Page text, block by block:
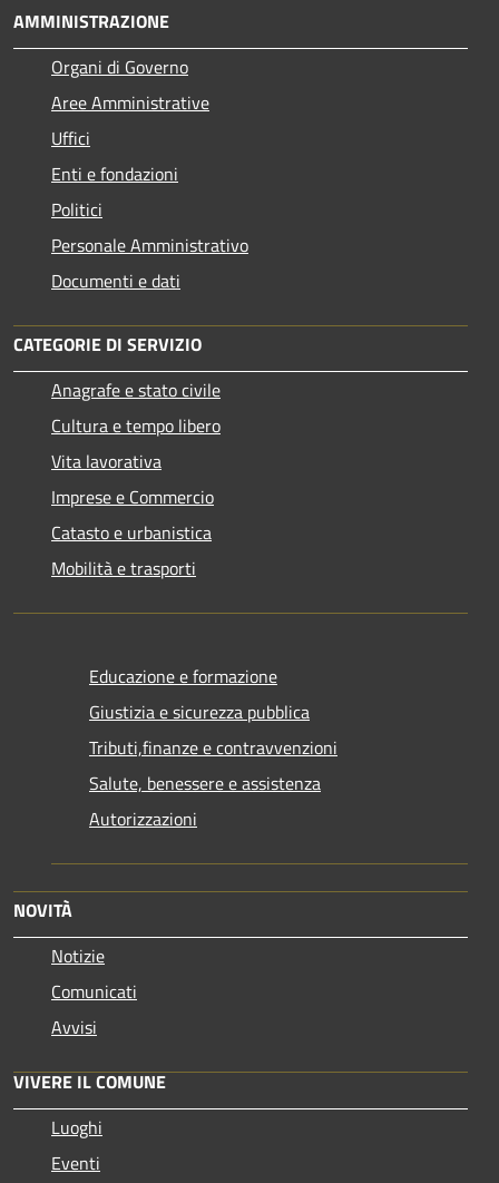
AMMINISTRAZIONE
Organi di Governo
Aree Amministrative
Uffici
Enti e fondazioni
Politici
Personale Amministrativo
Documenti e dati
CATEGORIE DI SERVIZIO
Anagrafe e stato civile
Cultura e tempo libero
Vita lavorativa
Imprese e Commercio
Catasto e urbanistica
Mobilità e trasporti
Educazione e formazione
Giustizia e sicurezza pubblica
Tributi,finanze e contravvenzioni
Salute, benessere e assistenza
Autorizzazioni
NOVITÀ
Notizie
Comunicati
Avvisi
VIVERE IL COMUNE
Luoghi
Eventi